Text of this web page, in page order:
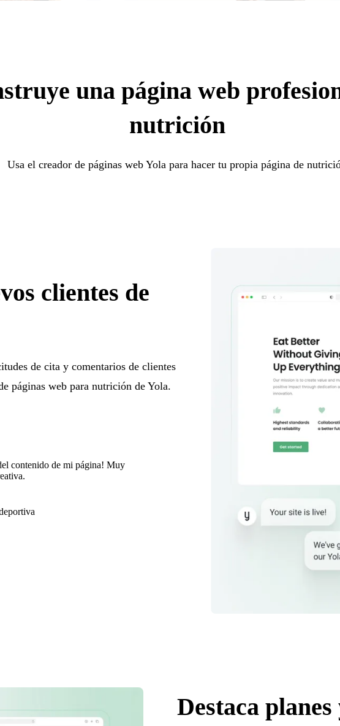
una página web
nutrición
Usa el creador de páginas web Yola para hacer tu propia página de
clientes de
de cita y comentarios de clientes
páginas web para nutrición de Yola.
contenido de mi página! Muy
Destaca